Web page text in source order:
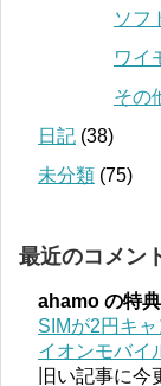
ソフ
ワイ
その
日記 (38)
未分類 (75)
最近のコメン
ahamo の特
SIMが2円キ
イオンモバイ
旧い記事に